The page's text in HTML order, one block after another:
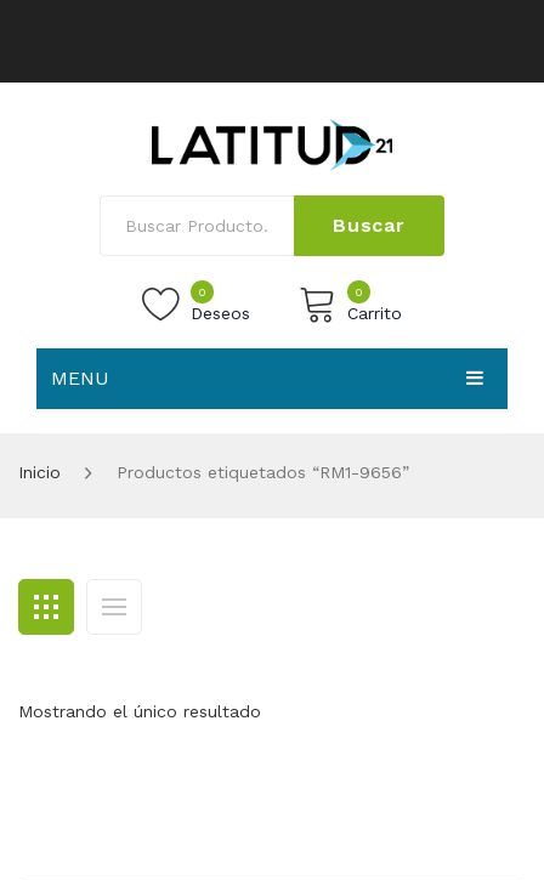
Buscar
0
Deseos
0
Carrito
MENU
BLOG
CONTACTO
Inicio Productos etiquetados “RM1-9656”
Mostrando el único resultado